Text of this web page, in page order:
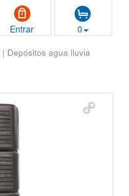
Entrar 0
| Depósitos agua lluvia